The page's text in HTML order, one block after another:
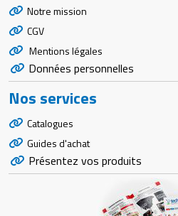
Notre mission
CGV
Mentions légales
Données personnelles
Nos services
Catalogues
Guides d'achat
Présentez vos produits